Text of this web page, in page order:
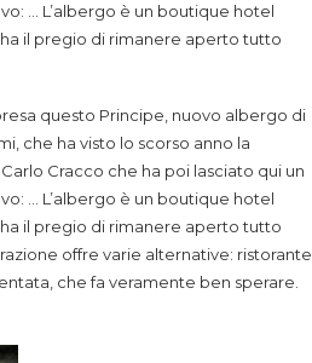
… L’albergo è un boutique hotel
il pregio di rimanere aperto tutto
questo Principe, nuovo albergo di
che ha visto lo scorso anno la
Cracco che ha poi lasciato qui un
… L’albergo è un boutique hotel
il pregio di rimanere aperto tutto
offre varie alternative: ristorante
che fa veramente ben sperare.